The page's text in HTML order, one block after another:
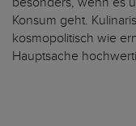
Konsum geht.
kosmopolitisch wie
Hauptsache